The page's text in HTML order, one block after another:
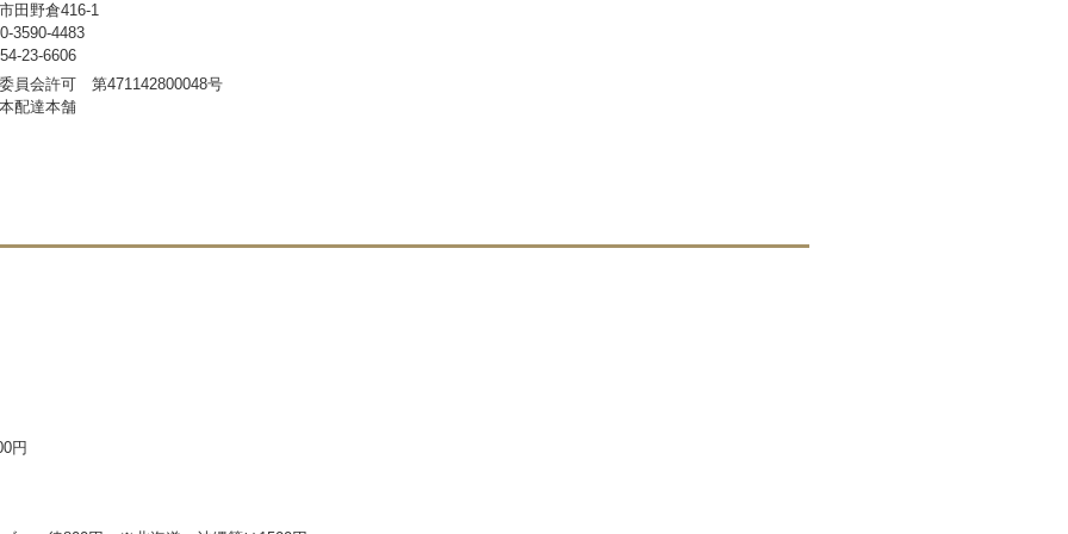
田野倉416-1
3590-4483
23-6606
員会許可 第471142800048号
配達本舗
円